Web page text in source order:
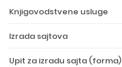
Knjigovodstvene usluge
Izrada sajtova
Upit za izradu sajta (forma)